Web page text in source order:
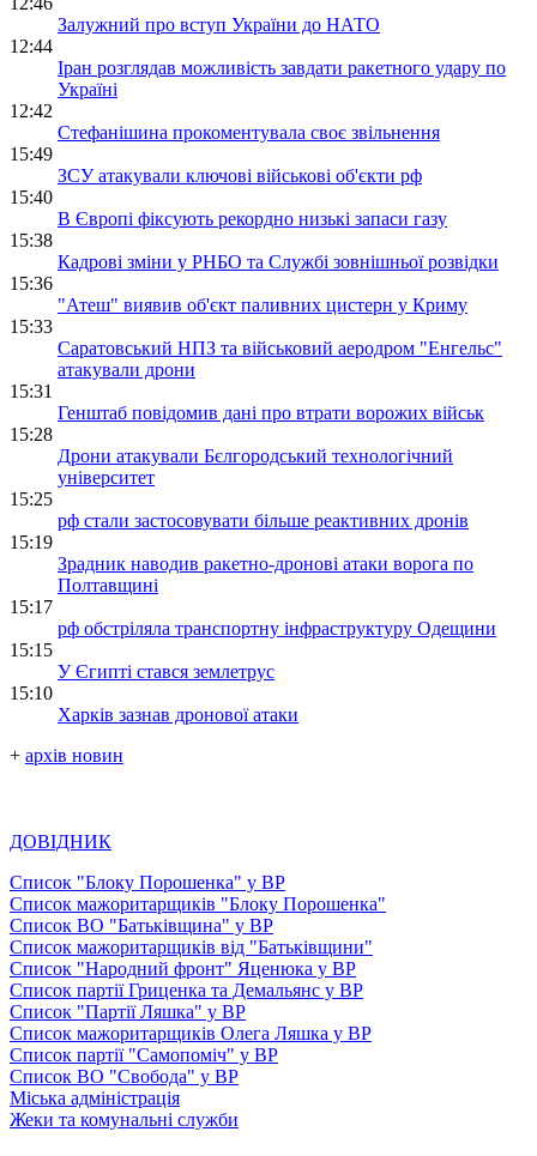
Залужний про вступ України до НАТО
12:44
Іран розглядав можливість завдати ракетного удару по
Україні
12:42
Стефанішина прокоментувала своє звільнення
15:49
ЗСУ атакували ключові військові об'єкти рф
15:40
В Європі фіксують рекордно низькі запаси газу
15:38
Кадрові зміни у РНБО та Службі зовнішньої розвідки
15:36
"Атеш" виявив об'єкт паливних цистерн у Криму
15:33
Саратовський НПЗ та військовий аеродром "Енгельс"
атакували дрони
15:31
Генштаб повідомив дані про втрати ворожих військ
15:28
Дрони атакували Бєлгородський технологічний
університет
15:25
рф стали застосовувати більше реактивних дронів
15:19
Зрадник наводив ракетно-дронові атаки ворога по
Полтавщині
15:17
рф обстріляла транспортну інфраструктуру Одещини
15:15
У Єгипті стався землетрус
15:10
Харків зазнав дронової атаки
+ архів новин
ДОВІДНИК
Список "Блоку Порошенка" у ВР
Список мажоритарщиків "Блоку Порошенка"
Список ВО "Батьківщина" у ВР
Список мажоритарщиків від "Батьківщини"
Список "Народний фронт" Яценюка у ВР
Список партії Гриценка та Демальянс у ВР
Список "Партії Ляшка" у ВР
Список мажоритарщиків Олега Ляшка у ВР
Список партії "Самопоміч" у ВР
Список ВО "Свобода" у ВР
Міська адміністрація
Жеки та комунальні служби